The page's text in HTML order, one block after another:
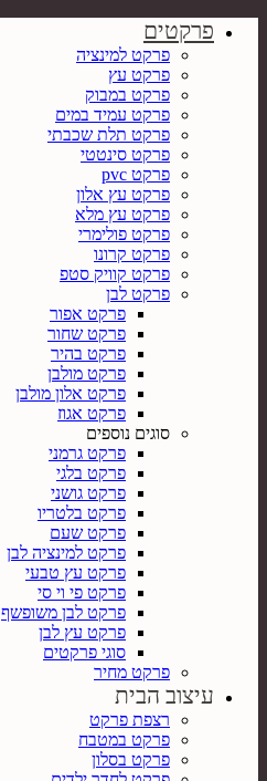
פרקטים
פרקט למינציה
פרקט עץ
פרקט במבוק
פרקט עמיד במים
פרקט תלת שכבתי
פרקט סינטטי
פרקט pvc
פרקט עץ אלון
פרקט עץ מלא
פרקט פולימרי
פרקט קרונו
פרקט קוויק סטפ
פרקט לבן
פרקט אפור
פרקט שחור
פרקט בהיר
פרקט מולבן
פרקט אלון מולבן
פרקט אגוז
סוגים נוספים
פרקט גרמני
פרקט בלגי
פרקט גושני
פרקט בלטריו
פרקט שעם
פרקט למינציה לבן
פרקט עץ טבעי
פרקט פי וי סי
פרקט לבן משופשף
פרקט עץ לבן
סוגי פרקטים
פרקט מחיר
עיצוב הבית
רצפת פרקט
פרקט במטבח
פרקט בסלון